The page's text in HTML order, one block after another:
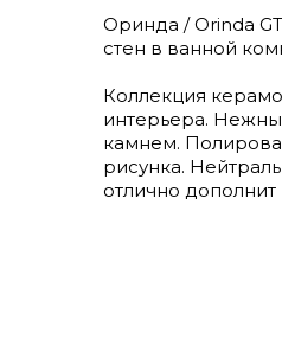
Оринда / Orinda
стен в ванной
Коллекция
интерьера.
камнем.
рисунка.
отлично